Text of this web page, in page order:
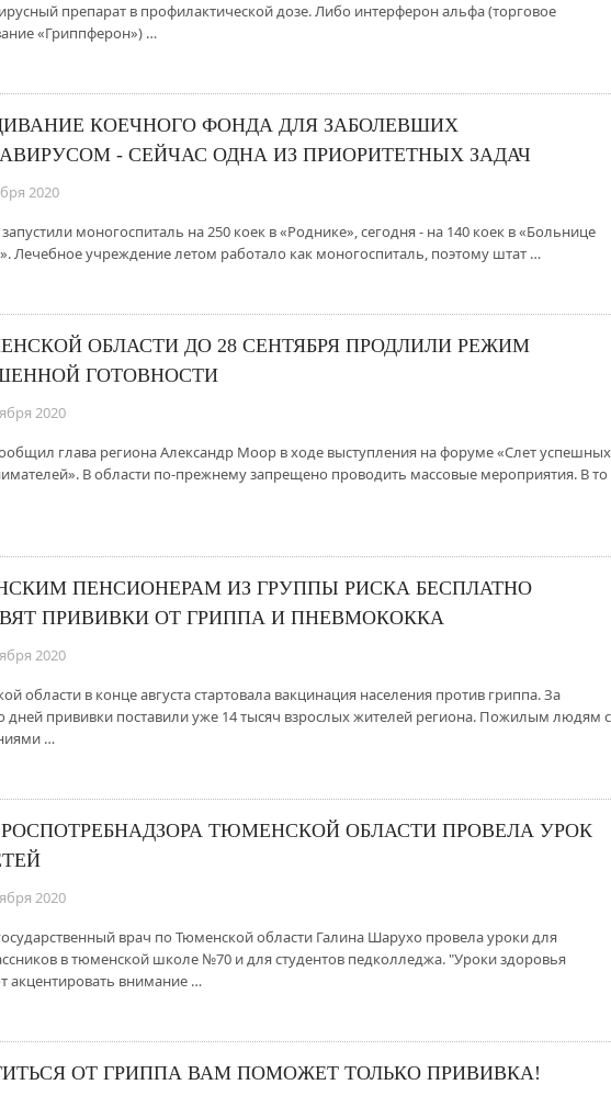
препарат в профилактической дозе. Либо интерферон альфа (торговое
«Гриппферон») …
КОЕЧНОГО ФОНДА ДЛЯ ЗАБОЛЕВШИХ
- СЕЙЧАС ОДНА ИЗ ПРИОРИТЕТНЫХ ЗАДАЧ
2020
моногоспиталь на 250 коек в «Роднике», сегодня - на 140 коек в «Больнице
Лечебное учреждение летом работало как моногоспиталь, поэтому штат …
ОБЛАСТИ ДО 28 СЕНТЯБРЯ ПРОДЛИЛИ РЕЖИМ
ГОТОВНОСТИ
2020
глава региона Александр Моор в ходе выступления на форуме «Слет успешных
В области по-прежнему запрещено проводить массовые мероприятия. В
ПЕНСИОНЕРАМ ИЗ ГРУППЫ РИСКА БЕСПЛАТНО
ПРИВИВКИ ОТ ГРИППА И ПНЕВМОКОККА
2020
области в конце августа стартовала вакцинация населения против гриппа. За
дней прививки поставили уже 14 тысяч взрослых жителей региона. Пожилым людям с
…
ТЮМЕНСКОЙ ОБЛАСТИ ПРОВЕЛА УРОК
2020
врач по Тюменской области Галина Шарухо провела уроки для
в тюменской школе №70 и для студентов педколледжа. "Уроки здоровья
акцентировать внимание …
ОТ ГРИППА ВАМ ПОМОЖЕТ ТОЛЬКО ПРИВИВКА!